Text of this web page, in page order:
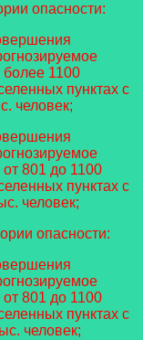
опасности:
более 1100
пунктах с
человек;
801 до 1100
пунктах с
человек;
опасности:
801 до 1100
пунктах с
человек;